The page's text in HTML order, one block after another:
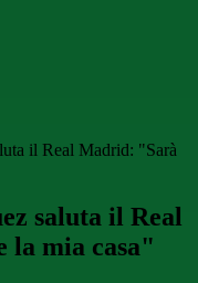
il Real Madrid: "Sarà
saluta il Real
la mia casa"